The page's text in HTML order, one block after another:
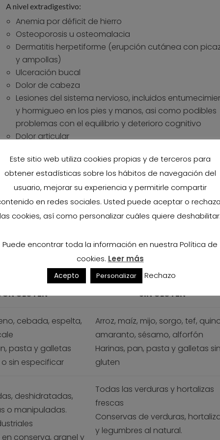
A nivel extradigestivo:
Anemia por déficit de hierro
Osteoporosis u osteomalacia
Dermatitis herpetiforme (erupción cutánea con
y ampollas)
Ulceración bucal
Dolor de cabeza
Lesiones del sistema nervioso, incluidos
y hormigueo en los pies y manos, asi como podibles
problemas con el equilibrio y deterioro cognitivo
Dolor articular
ingerido que contenga trazas de gluten puede
que hay que controlar muy bien los alimentos, bebidas y
como es importante tener en cuenta cuando se
que sea libre de gluten ni haya tenido contaminación
GLUTEN SIN GLUTEN
cebada, espelta,
pasta y galletas
sin especificar
Arroz, maíz, mijo, sorgo, tef,
amaranto, sésamo, alforfón
Harinas, pan, pasta y galletas sin
gluten
deshidratadas,
o manipuladas.
en conserva, granel y
Todas las verduras y hortalizas
frescas
Conservas de verduras,
y legumbres al natural.
Este sitio web utiliza cookies propias y de terceros para
obtener estadísticas sobre los hábitos de navegación del
usuario, mejorar su experiencia y permitirle compartir
en redes sociales. Usted puede aceptar o
las cookies, así como personalizar cuáles quiere deshabilitar.
Puede encontrar toda la información en nuestra Política de
cookies. Leer más
Acepto Personalizar Rechazo